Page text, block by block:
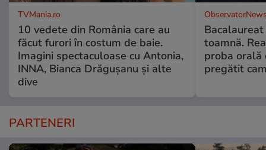
TVMania.ro
10 vedete din România care au
făcut furori în costum de baie.
Imagini spectaculoase cu Antonia,
INNA, Bianca Drăgușanu și alte
dive
toamnă.
proba orală
pregătit
PARTENERI